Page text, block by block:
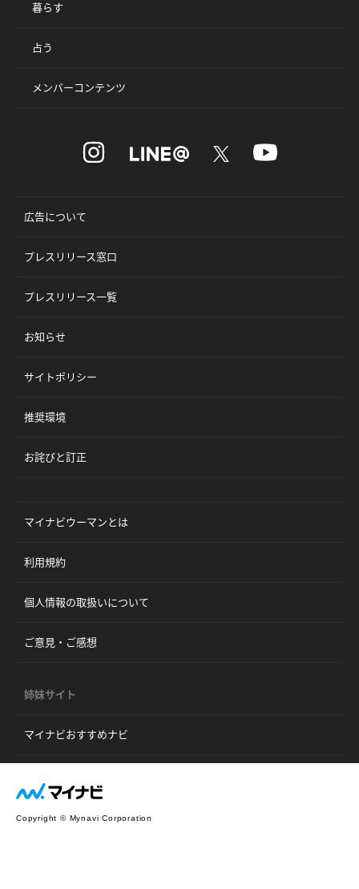
暮らす
占う
メンバーコンテンツ
広告について
プレスリリース窓口
プレスリリース一覧
お知らせ
サイトポリシー
推奨環境
お詫びと訂正
マイナビウーマンとは
利用規約
個人情報の取扱いについて
ご意見・ご感想
姉妹サイト
マイナビおすすめナビ
Copyright © Mynavi Corporation